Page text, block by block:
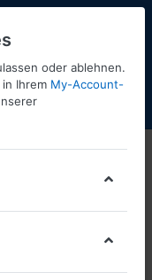
oder ablehnen.
Ihrem My-Account-